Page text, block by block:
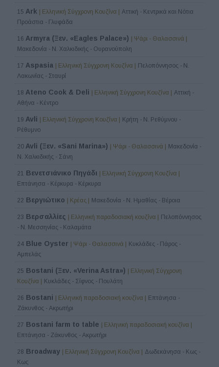
15 Ark | Ελληνική Σύγχρονη Κουζίνα | Αττική - Κεντρικά και Νότια
Προάστια - Γλυφάδα
16 Armyra (Ξεν. «Eagles Palace») | Ψάρι - Θαλασσινά |
Μακεδονία - Ν. Χαλκιδικής - Ουρανούπολη
17 Aspasia | Ελληνική Σύγχρονη Κουζίνα | Πελοπόννησος - Ν.
Λακωνίας - Σταυρί
18 Ateno Cook & Deli | Ελληνική Σύγχρονη Κουζίνα | Αττική -
Αθήνα - Κέντρο
19 Avli | Ελληνική Σύγχρονη Κουζίνα | Κρήτη - Ν. Ρεθύμνου -
Ρέθυμνο
20 Avli (Ξεν. «Sani Marina») | Ψάρι - Θαλασσινά | Μακεδονία -
Ν. Χαλκιδικής - Σάνη
21 Βενετσιάνικο Πηγάδι | Ελληνική Σύγχρονη Κουζίνα |
Επτάνησα - Κέρκυρα - Κέρκυρα
22 Βεργιώτικο | Κρέας | Μακεδονία - Ν. Ημαθίας - Βέροια
23 Βερσαλλίες | Ελληνική παραδοσιακή κουζίνα | Πελοπόννησος
- Ν. Μεσσηνίας - Καλαμάτα
24 Blue Oyster | Ψάρι - Θαλασσινά | Κυκλάδες - Πάρος -
Αμπελάς
25 Bostani (Ξεν. «Verina Astra») | Ελληνική Σύγχρονη
Κουζίνα | Κυκλάδες - Σίφνος - Πουλάτη
26 Bostani | Ελληνική παραδοσιακή κουζίνα | Επτάνησα -
Ζάκυνθος - Ακρωτήρι
27 Bostani farm to table | Ελληνική παραδοσιακή κουζίνα |
Επτάνησα - Ζάκυνθος - Ακρωτήρι
28 Broadway | Ελληνική Σύγχρονη Κουζίνα | Δωδεκάνησα - Κως -
Κως